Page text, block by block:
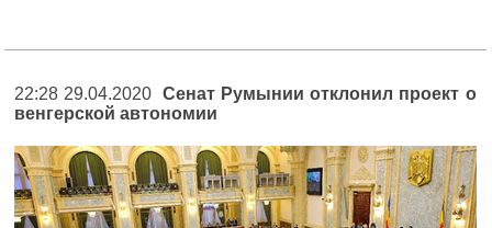
22:28 29.04.2020Сенат Румынии отклонил проект о
венгерской автономии